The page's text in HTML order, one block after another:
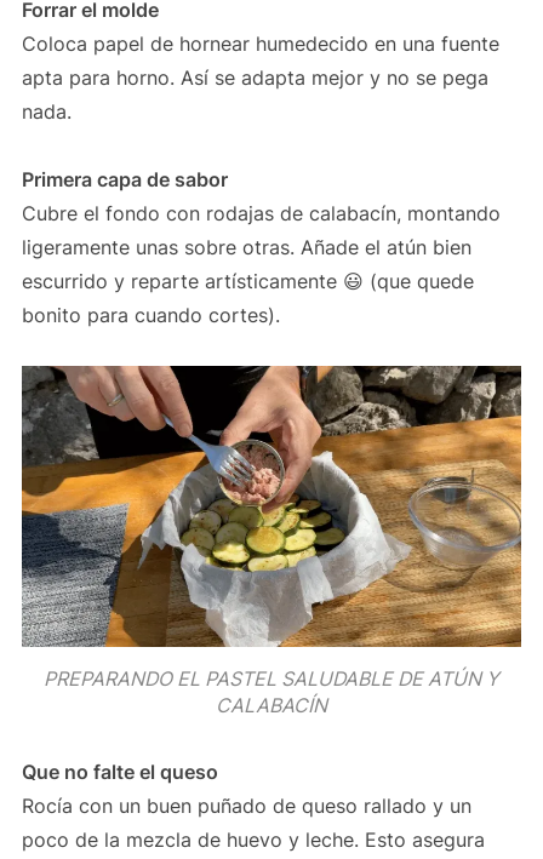
Forrar el molde
Coloca papel de hornear humedecido en una fuente
apta para horno. Así se adapta mejor y no se pega
nada.
Primera capa de sabor
Cubre el fondo con rodajas de calabacín, montando
ligeramente unas sobre otras. Añade el atún bien
escurrido y reparte artísticamente 😃 (que quede
bonito para cuando cortes).
PREPARANDO EL PASTEL SALUDABLE DE ATÚN Y
CALABACÍN
Que no falte el queso
Rocía con un buen puñado de queso rallado y un
poco de la mezcla de huevo y leche. Esto asegura